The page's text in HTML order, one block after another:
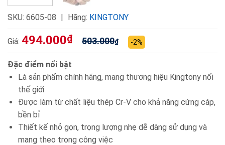
SKU: 6605-08 Hãng: KINGTONY
Giá: 494.000₫ 503.000₫ -2%
Đặc điểm nổi bật
Là sản phẩm chính hãng, mang thương hiệu Kingtony nổi
thế giới
Được làm từ chất liệu thép Cr-V cho khả năng cứng cáp,
bền bỉ
Thiết kế nhỏ gọn, trọng lượng nhẹ dễ dàng sử dụng và
mang theo trong công việc